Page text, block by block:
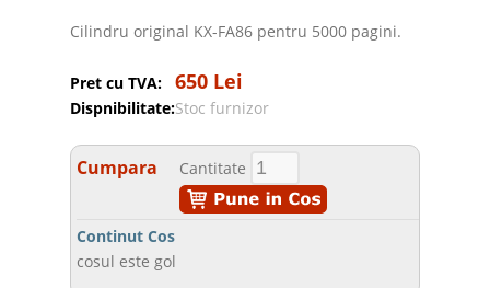
Cilindru original KX-FA86 pentru 5000 pagini.
Pret cu TVA: 650 Lei
Dispnibilitate:Stoc furnizor
Cumpara Cantitate
Continut Cos
cosul este gol